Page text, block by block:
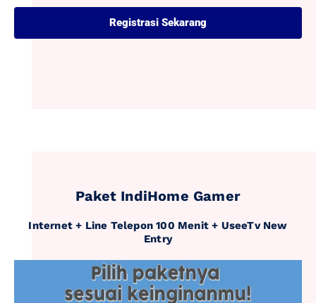
Registrasi Sekarang
Paket IndiHome Gamer
Internet + Line Telepon 100 Menit + UseeTv New
Entry